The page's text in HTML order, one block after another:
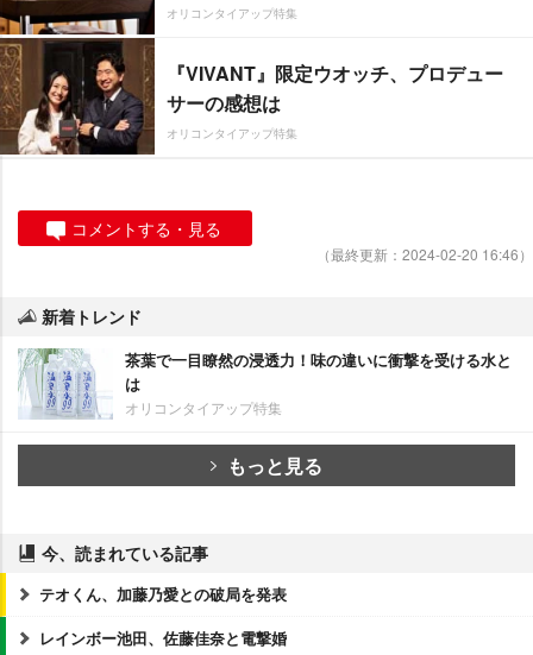
オリコンタイアップ特集
『VIVANT』限定ウオッチ、プロデュー
サーの感想は
オリコンタイアップ特集
コメントする・見る
（最終更新：2024-02-20 16:46）
新着トレンド
茶葉で一目瞭然の浸透力！味の違いに衝撃を受ける水と
は
オリコンタイアップ特集
もっと見る
今、読まれている記事
テオくん、加藤乃愛との破局を発表
レインボー池田、佐藤佳奈と電撃婚